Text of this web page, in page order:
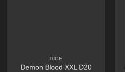
DICE
Demon Blood XXL D20